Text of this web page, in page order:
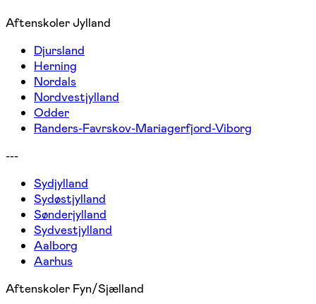
Aftenskoler Jylland
Djursland
Herning
Nordals
Nordvestjylland
Odder
Randers-Favrskov-Mariagerfjord-Viborg
---
Sydjylland
Sydøstjylland
Sønderjylland
Sydvestjylland
Aalborg
Aarhus
Aftenskoler Fyn/Sjælland